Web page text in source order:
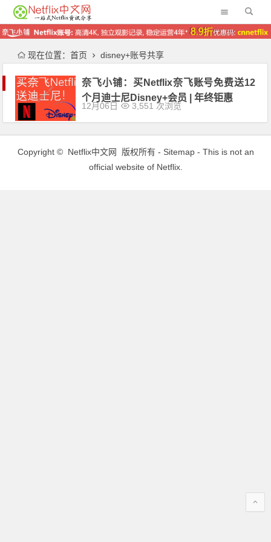
现在位置： 首页 disney+账号共享
奈飞小铺：买Netflix奈飞账号免费送12
个月迪士尼Disney+会员 | 年终钜惠
12月06日 3,551 次浏览
Copyright © Netflix中文网 版权所有 - Sitemap- This is not an
official website of Netflix.